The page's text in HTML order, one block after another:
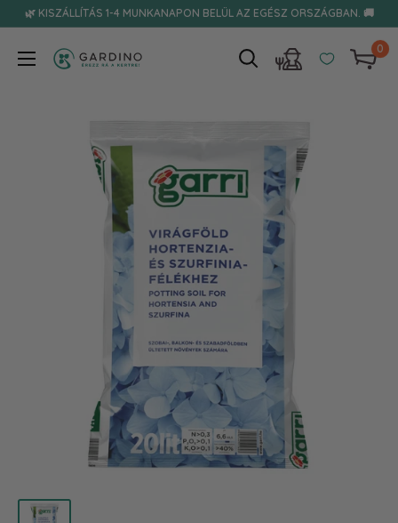
Tovább🌿 KISZÁLLÍTÁS 1-4 MUNKANAPON BELÜL AZ EGÉSZ ORSZÁGBAN. 🚚
Gardino
0